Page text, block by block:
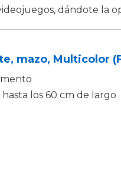
dándote la
mazo, Multicolor
los 60 cm de largo